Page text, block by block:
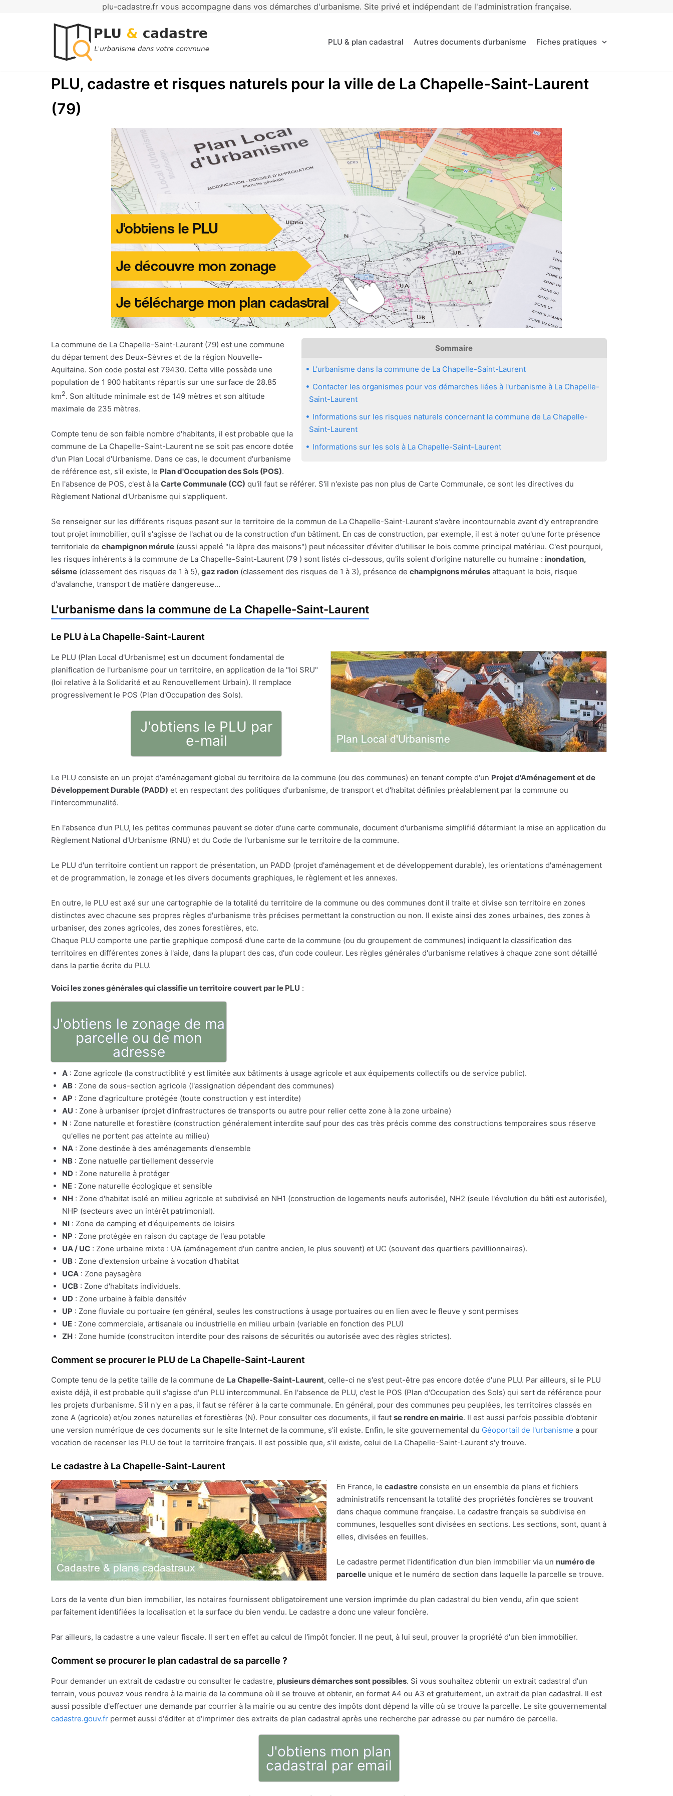
plu-cadastre.fr vous accompagne dans vos démarches d'urbanisme. Site privé et indépendant de l'administration française.
PLU & plan cadastral Autres documents d’urbanisme Fiches pratiques
PLU, cadastre et risques naturels pour la ville de La Chapelle-Saint-Laurent
(79)
Sommaire
L'urbanisme dans la commune de La Chapelle-Saint-Laurent
Contacter les organismes pour vos démarches liées à l'urbanisme à La Chapelle-
Saint-Laurent
Informations sur les risques naturels concernant la commune de La Chapelle-
Saint-Laurent
Informations sur les sols à La Chapelle-Saint-Laurent
La commune de La Chapelle-Saint-Laurent (79) est une commune
du département des Deux-Sèvres et de la région Nouvelle-
Aquitaine. Son code postal est 79430. Cette ville possède une
population de 1 900 habitants répartis sur une surface de 28.85
km2. Son altitude minimale est de 149 mètres et son altitude
maximale de 235 mètres.
Compte tenu de son faible nombre d'habitants, il est probable que la
commune de La Chapelle-Saint-Laurent ne se soit pas encore dotée
d'un Plan Local d'Urbanisme. Dans ce cas, le document d'urbanisme
de référence est, s'il existe, le Plan d'Occupation des Sols (POS).
En l'absence de POS, c'est à la Carte Communale (CC) qu'il faut se référer. S'il n'existe pas non plus de Carte Communale, ce sont les directives du
Règlement National d'Urbanisme qui s'appliquent.
Se renseigner sur les différents risques pesant sur le territoire de la commun de La Chapelle-Saint-Laurent s'avère incontournable avant d'y entreprendre
tout projet immobilier, qu'il s'agisse de l'achat ou de la construction d'un bâtiment. En cas de construction, par exemple, il est à noter qu'une forte présence
territoriale de champignon mérule (aussi appelé "la lèpre des maisons") peut nécessiter d'éviter d'utiliser le bois comme principal matériau. C'est pourquoi,
les risques inhérents à la commune de La Chapelle-Saint-Laurent (79 ) sont listés ci-dessous, qu'ils soient d'origine naturelle ou humaine : inondation,
séisme (classement des risques de 1 à 5), gaz radon (classement des risques de 1 à 3), présence de champignons mérules attaquant le bois, risque
d'avalanche, transport de matière dangereuse...
L'urbanisme dans la commune de La Chapelle-Saint-Laurent
Le PLU à La Chapelle-Saint-Laurent
Le PLU (Plan Local d'Urbanisme) est un document fondamental de
planification de l'urbanisme pour un territoire, en application de la "loi SRU"
(loi relative à la Solidarité et au Renouvellement Urbain). Il remplace
progressivement le POS (Plan d'Occupation des Sols).
J'obtiens le PLU par
e-mail
Le PLU consiste en un projet d'aménagement global du territoire de la commune (ou des communes) en tenant compte d'un Projet d'Aménagement et de
Développement Durable (PADD) et en respectant des politiques d'urbanisme, de transport et d'habitat définies préalablement par la commune ou
l'intercommunalité.
En l'absence d'un PLU, les petites communes peuvent se doter d'une carte communale, document d'urbanisme simplifié détermiant la mise en application du
Règlement National d'Urbanisme (RNU) et du Code de l'urbanisme sur le territoire de la commune.
Le PLU d'un territoire contient un rapport de présentation, un PADD (projet d'aménagement et de développement durable), les orientations d'aménagement
et de programmation, le zonage et les divers documents graphiques, le règlement et les annexes.
En outre, le PLU est axé sur une cartographie de la totalité du territoire de la commune ou des communes dont il traite et divise son territoire en zones
distinctes avec chacune ses propres règles d'urbanisme très précises permettant la construction ou non. Il existe ainsi des zones urbaines, des zones à
urbaniser, des zones agricoles, des zones forestières, etc.
Chaque PLU comporte une partie graphique composé d'une carte de la commune (ou du groupement de communes) indiquant la classification des
territoires en différentes zones à l'aide, dans la plupart des cas, d'un code couleur. Les règles générales d'urbanisme relatives à chaque zone sont détaillé
dans la partie écrite du PLU.
Voici les zones générales qui classifie un territoire couvert par le PLU :
J'obtiens le zonage de ma
parcelle ou de mon
adresse
A : Zone agricole (la constructiblité y est limitée aux bâtiments à usage agricole et aux équipements collectifs ou de service public).
AB : Zone de sous-section agricole (l'assignation dépendant des communes)
AP : Zone d'agriculture protégée (toute construction y est interdite)
AU : Zone à urbaniser (projet d'infrastructures de transports ou autre pour relier cette zone à la zone urbaine)
N : Zone naturelle et forestière (construction généralement interdite sauf pour des cas très précis comme des constructions temporaires sous réserve
qu'elles ne portent pas atteinte au milieu)
NA : Zone destinée à des aménagements d'ensemble
NB : Zone natuelle partiellement desservie
ND : Zone naturelle à protéger
NE : Zone naturelle écologique et sensible
NH : Zone d'habitat isolé en milieu agricole et subdivisé en NH1 (construction de logements neufs autorisée), NH2 (seule l'évolution du bâti est autorisée),
NHP (secteurs avec un intérêt patrimonial).
NI : Zone de camping et d'équipements de loisirs
NP : Zone protégée en raison du captage de l'eau potable
UA / UC : Zone urbaine mixte : UA (aménagement d'un centre ancien, le plus souvent) et UC (souvent des quartiers pavillionnaires).
UB : Zone d'extension urbaine à vocation d'habitat
UCA : Zone paysagère
UCB : Zone d'habitats individuels.
UD : Zone urbaine à faible densitév
UP : Zone fluviale ou portuaire (en général, seules les constructions à usage portuaires ou en lien avec le fleuve y sont permises
UE : Zone commerciale, artisanale ou industrielle en milieu urbain (variable en fonction des PLU)
ZH : Zone humide (construciton interdite pour des raisons de sécurités ou autorisée avec des règles strictes).
Comment se procurer le PLU de La Chapelle-Saint-Laurent
Compte tenu de la petite taille de la commune de La Chapelle-Saint-Laurent, celle-ci ne s'est peut-être pas encore dotée d'une PLU. Par ailleurs, si le PLU
existe déjà, il est probable qu'il s'agisse d'un PLU intercommunal. En l'absence de PLU, c'est le POS (Plan d'Occupation des Sols) qui sert de référence pour
les projets d'urbanisme. S'il n'y en a pas, il faut se référer à la carte communale. En général, pour des communes peu peuplées, les territoires classés en
zone A (agricole) et/ou zones naturelles et forestières (N). Pour consulter ces documents, il faut se rendre en mairie. Il est aussi parfois possible d'obtenir
une version numérique de ces documents sur le site Internet de la commune, s'il existe. Enfin, le site gouvernemental du Géoportail de l'urbanisme a pour
vocation de recenser les PLU de tout le territoire français. Il est possible que, s'il existe, celui de La Chapelle-Saint-Laurent s'y trouve.
Le cadastre à La Chapelle-Saint-Laurent
En France, le cadastre consiste en un ensemble de plans et fichiers
administratifs rencensant la totalité des propriétés foncières se trouvant
dans chaque commune française. Le cadastre français se subdivise en
communes, lesquelles sont divisées en sections. Les sections, sont, quant à
elles, divisées en feuilles.
Le cadastre permet l'identification d'un bien immobilier via un numéro de
parcelle unique et le numéro de section dans laquelle la parcelle se trouve.
Lors de la vente d'un bien immobilier, les notaires fournissent obligatoirement une version imprimée du plan cadastral du bien vendu, afin que soient
parfaitement identifiées la localisation et la surface du bien vendu. Le cadastre a donc une valeur foncière.
Par ailleurs, la cadastre a une valeur fiscale. Il sert en effet au calcul de l'impôt foncier. Il ne peut, à lui seul, prouver la propriété d'un bien immobilier.
Comment se procurer le plan cadastral de sa parcelle ?
Pour demander un extrait de cadastre ou consulter le cadastre, plusieurs démarches sont possibles. Si vous souhaitez obtenir un extrait cadastral d'un
terrain, vous pouvez vous rendre à la mairie de la commune où il se trouve et obtenir, en format A4 ou A3 et gratuitement, un extrait de plan cadastral. Il est
aussi possible d'effectuer une demande par courrier à la mairie ou au centre des impôts dont dépend la ville où se trouve la parcelle. Le site gouvernemental
cadastre.gouv.fr permet aussi d'éditer et d'imprimer des extraits de plan cadastral après une recherche par adresse ou par numéro de parcelle.
J'obtiens mon plan
cadastral par email